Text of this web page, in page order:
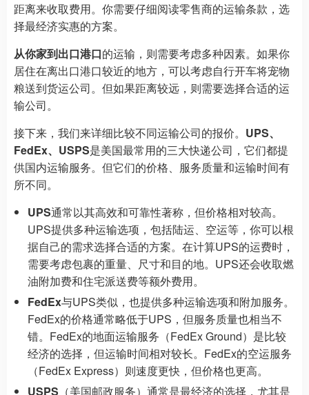
距离来收取费用。你需要仔细阅读零售商的运输条款，选
择最经济实惠的方案。
从你家到出口港口的运输，则需要考虑多种因素。如果你
居住在离出口港口较近的地方，可以考虑自行开车将宠物
粮送到货运公司。但如果距离较远，则需要选择合适的运
输公司。
接下来，我们来详细比较不同运输公司的报价。 UPS、
FedEx、USPS是美国最常用的三大快递公司，它们都提
供国内运输服务。但它们的价格、服务质量和运输时间有
所不同。
UPS通常以其高效和可靠性著称，但价格相对较高。
UPS提供多种运输选项，包括陆运、空运等，你可以根
据自己的需求选择合适的方案。在计算UPS的运费时，
需要考虑包裹的重量、尺寸和目的地。UPS还会收取燃
油附加费和住宅派送费等额外费用。
FedEx与UPS类似，也提供多种运输选项和附加服务。
FedEx的价格通常略低于UPS，但服务质量也相当不
错。FedEx的地面运输服务（FedEx Ground）是比较
经济的选择，但运输时间相对较长。FedEx的空运服务
（FedEx Express）则速度更快，但价格也更高。
USPS （美国邮政服务）通常是最经济的选择，尤其是